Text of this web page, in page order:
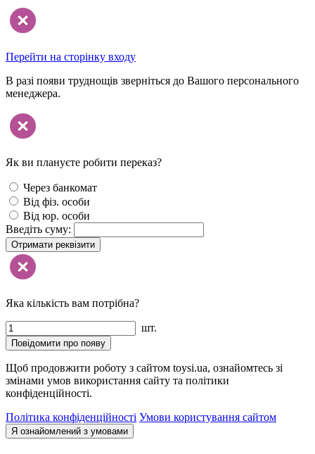
Перейти на сторінку входу
В разі появи труднощів зверніться до Вашого персонального
менеджера.
Як ви плануєте робити переказ?
Через банкомат
Від фіз. особи
Від юр. особи
Введіть суму:
Отримати реквізити
Яка кількість вам потрібна?
шт.
Повідомити про появу
Щоб продовжити роботу з сайтом toysi.ua, ознайомтесь зі
змінами умов використання сайту та політики
конфіденційності.
Політика конфіденційності Умови користування сайтом
Я ознайомлений з умовами